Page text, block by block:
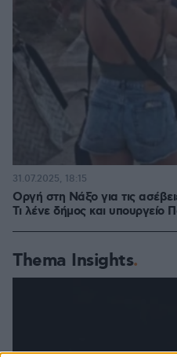
Οργή στη Νάξο για τις
Τι λένε δήμος και υπουργείο
31.07.2025, 18:15
Thema Insights